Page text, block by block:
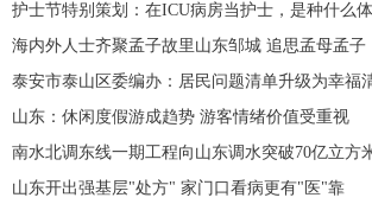
护士节特别策划：在ICU病房当护士，是种什么
海内外人士齐聚孟子故里山东邹城 追思孟母孟子
泰安市泰山区委编办：居民问题清单升级为幸福
山东：休闲度假游成趋势 游客情绪价值受重视
南水北调东线一期工程向山东调水突破70亿立方
山东开出强基层"处方" 家门口看病更有"医"靠